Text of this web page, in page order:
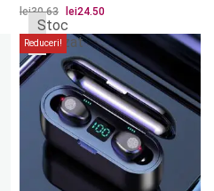
lei30.63
Prețul
inițial
a
fost:
lei30.63.
lei24.50
este:
lei24.50.
Reduceri!
Stoc
epuizat